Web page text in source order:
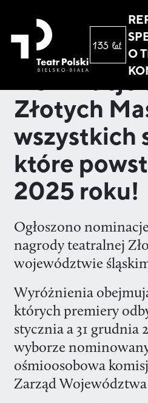
O
Nominacje
Złotych
wszystkich
które
2025 roku!
Ogłoszono
nagrody teatralnej
województwie
Wyróżnienia
których premiery
stycznia a 31 grudnia
wyborze
ośmioosobowa
Zarząd Województwa